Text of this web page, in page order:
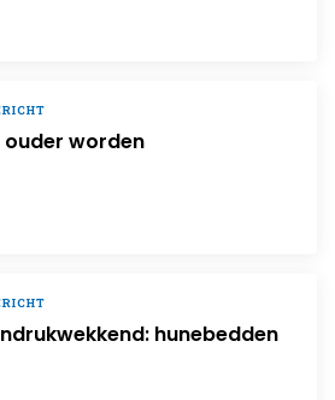
worden
hunebedden